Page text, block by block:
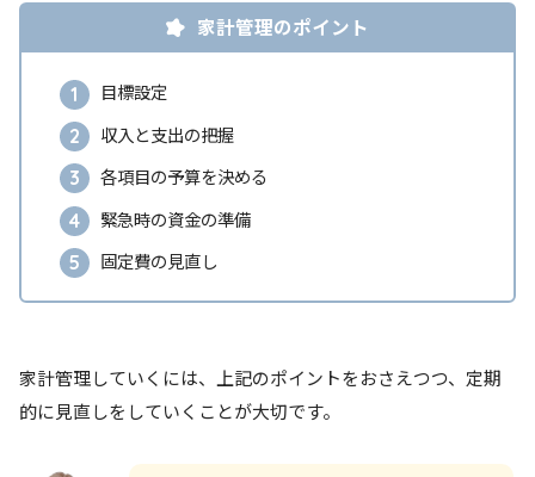
家計管理のポイント
目標設定
収入と支出の把握
各項目の予算を決める
緊急時の資金の準備
固定費の見直し
家計管理していくには、上記のポイントをおさえつつ、定期
的に見直しをしていくことが大切です。